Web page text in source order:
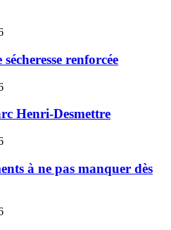
renforcée
Henri-Desmettre
à ne pas manquer dès